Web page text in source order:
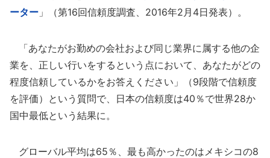
ーター 」（第16回信頼度調査、2016年2月4日発表）。
「あなたがお勤めの会社および同じ業界に属する他の企
業を、正しい行いをするという点において、あなたがどの
程度信頼しているかをお答えください」（9段階で信頼度
を評価）という質問で、日本の信頼度は40％で世界28か
国中最低という結果に。
グローバル平均は65％、最も高かったのはメキシコの8